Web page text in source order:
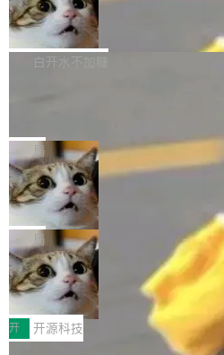
的图像元素不在同一个子树中，则它
联 加...
至今）的所有 commit，同样交由 AI
经过人工复核，准确度令人满意。这
社区爱好者提供了高效跟踪新版本的
ebastian Pipping 写在博客里的话。8
他宣布了一个新消息：从 2026 年 8
他可以全职维护 libexpat 了，最长 6
库之一。你的操作系统、浏览器、无
施软件，很可能都在用它。而过去十
的人一直在用业余...
Firefox 153.0.3 发布
Firefox 153.0.3 现已发布，具体更
下： New Smart Window 包含多项
i> <li>现在，助手可以直接使用 Exa 的网络搜索
结果回答问题，而无需将问题转交给
（<a href="https://
bug.cgi?id=204...
白开水不加糖
的 npm 包。项目的核心论点是：容
ent 计算。真正适合的，是 Isolate。
工程师在这件事上没什么可谦虚的
orkers 跑了十年 Isolate。用 CEO
nce 的话说：「我们一生都在用
码，而 AI Agent 不需要容器，它们
late。」 容器为什么不合适 容器的问
和销毁都太重了。一个 Agent 要执
只需要几毫秒的 CPU 时间，但容器
就绪要花数秒。如果未来有十...
局
OpenAI 公开邮件和聊天记录回应
诉讼，称“Apple is getting this
g”
上个月，苹果一纸诉状把 OpenAI 告
控其挖角苹果前员工并窃取商业秘密
状把 OpenAI 描述成一个系统性地从
人、套取机密信息的对手。 OpenAI
函，也没选择庭外沉默。它在官网贴
文，标题只有六个字：Apple is
ng。 然后，它把邮件往来和
局
HUAWEI MatePad Edge上架
ddy鸿蒙PC版，说话就能干活的
搭子
全能AI工作台WorkBuddy鸿蒙PC版
I MatePad Edge应用市场，直接下
用，与鸿蒙电脑上的体验一致。值得
开 开源科技